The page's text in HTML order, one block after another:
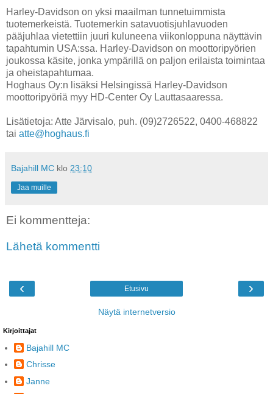
Harley-Davidson on yksi maailman tunnetuimmista
tuotemerkeistä. Tuotemerkin satavuotisjuhlavuoden
pääjuhlaa vietettiin juuri kuluneena viikonloppuna näyttävin
tapahtumin USA:ssa. Harley-Davidson on moottoripyörien
joukossa käsite, jonka ympärillä on paljon erilaista toimintaa
ja oheistapahtumaa.
Hoghaus Oy:n lisäksi Helsingissä Harley-Davidson
moottoripyöriä myy HD-Center Oy Lauttasaaressa.
Lisätietoja: Atte Järvisalo, puh. (09)2726522, 0400-468822
tai atte@hoghaus.fi
Bajahill MC klo 23:10
Jaa muille
Ei kommentteja:
Lähetä kommentti
‹ ›
Etusivu
Näytä internetversio
Kirjoittajat
Bajahill MC
Chrisse
Janne